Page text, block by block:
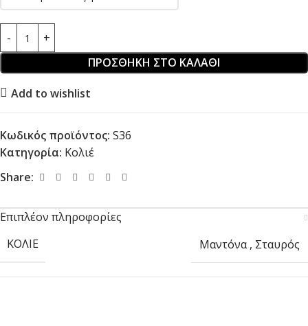
ΠΡΟΣΘΉΚΗ ΣΤΟ ΚΑΛΆΘΙ
Add to wishlist
Κωδικός προϊόντος: S36
Κατηγορία: Κολιέ
Share:
Επιπλέον πληροφορίες
ΚΟΛΙΈ
Μαντόνα , Σταυρός